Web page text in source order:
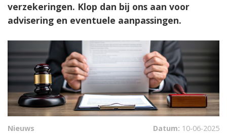
verzekeringen. Klop dan bij ons aan voor
advisering en eventuele aanpassingen.
Nieuws Datum: 10-06-2025